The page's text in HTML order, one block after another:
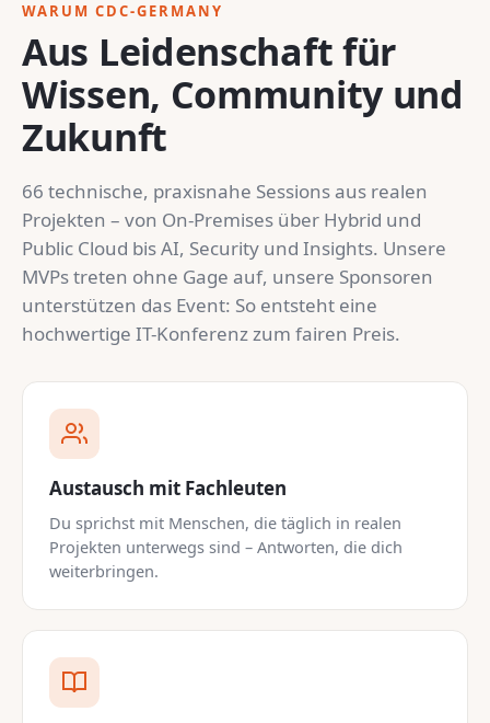
WARUM CDC-GERMANY
Aus Leidenschaft für
Wissen, Community und
Zukunft
66 technische, praxisnahe Sessions aus realen
Projekten – von On-Premises über Hybrid und
Public Cloud bis AI, Security und Insights. Unsere
MVPs treten ohne Gage auf, unsere Sponsoren
unterstützen das Event: So entsteht eine
hochwertige IT-Konferenz zum fairen Preis.
Austausch mit Fachleuten
Du sprichst mit Menschen, die täglich in realen
Projekten unterwegs sind – Antworten, die dich
weiterbringen.